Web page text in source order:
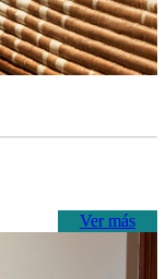
Ver más